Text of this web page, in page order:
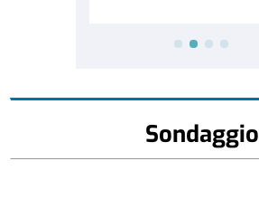
Sondaggio